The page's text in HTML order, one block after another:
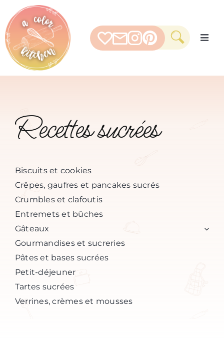
content
RECETTES SUCRÉES
PAR THEME
MES FAVORIS
Recettes sucrées
Biscuits et cookies
Crêpes, gaufres et pancakes sucrés
Crumbles et clafoutis
Entremets et bûches
Gâteaux
Gourmandises et sucreries
Pâtes et bases sucrées
Petit-déjeuner
Tartes sucrées
Verrines, crèmes et mousses